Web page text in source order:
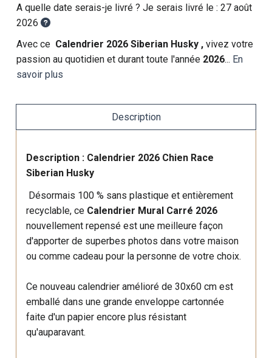
A quelle date serais-je livré ? Je serais livré le :27 août
2026
Avec ce Calendrier 2026 Siberian Husky ,vivez votre
passion au quotidien et durant toute l'année 2026... En
savoir plus
Description
Description : Calendrier 2026 Chien Race
Siberian Husky
Désormais 100 % sans plastique et entièrement
recyclable, ce Calendrier Mural Carré 2026
nouvellement repensé est une meilleure façon
d'apporter de superbes photos dans votre maison
ou comme cadeau pour la personne de votre choix.
Ce nouveau calendrier amélioré de 30x60 cm est
emballé dans une grande enveloppe cartonnée
faite d'un papier encore plus résistant
qu'auparavant.